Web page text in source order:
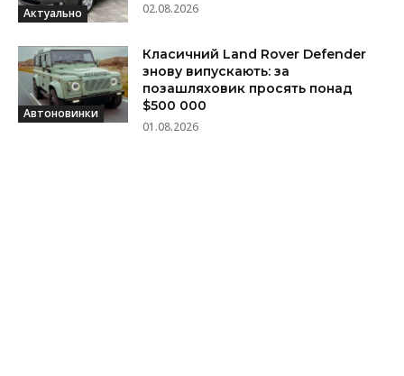
Актуально 02.08.2026
Автоновинки
Класичний Land Rover Defender
знову випускають: за
позашляховик просять понад
$500 000
01.08.2026